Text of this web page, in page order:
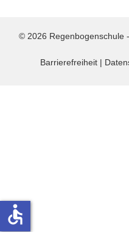
© 2026 Regenbogenschule
Barrierefreiheit |
accessible